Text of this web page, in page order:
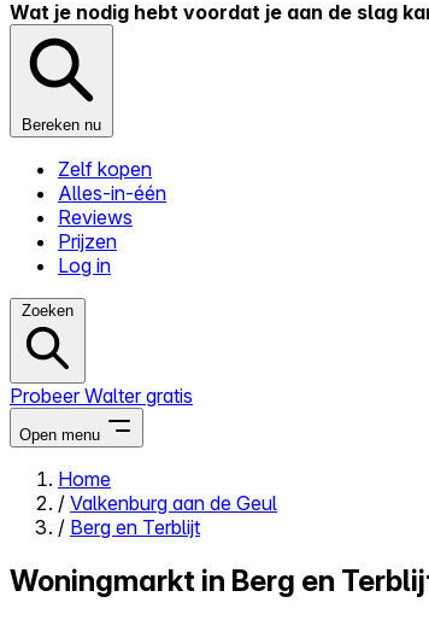
Wat je nodig hebt voordat je aan de slag
Bereken nu
Zelf kopen
Alles-in-één
Reviews
Prijzen
Log in
Zoeken
Probeer Walter gratis
Open menu
Close menu
Home
/ Valkenburg aan de Geul
/ Berg en Terblijt
Woningmarkt in Berg en